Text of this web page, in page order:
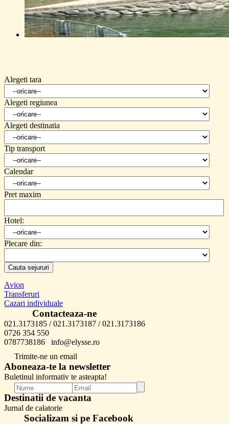
Alegeti tara
Alegeti regiunea
Alegeti destinatia
Tip transport
Calendar
Pret maxim
Hotel:
Plecare din:
Cauta sejururi
Avion
Transferuri
Cazari individuale
Contacteaza-ne
021.3173185 / 021.3173187 / 021.3173186
0726 354 550
0787738186 info@elysse.ro
Trimite-ne un email
Aboneaza-te la newsletter
Buletinul informativ te asteapta!
Destinatii de vacanta
Jurnal de calatorie
Socializam si pe Facebook